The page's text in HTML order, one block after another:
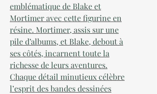
emblématique de Blake et
Mortimer avec cette figurine en
résine. Mortimer, assis sur une
pile d’albums, et Blake, debout à
ses côtés, incarnent toute la
richesse de leurs aventures.
Chaque détail minutieux célèbre
l’esprit des bandes dessinées